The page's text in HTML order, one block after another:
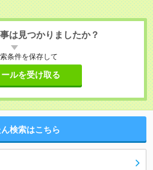
は見つかりましたか？
条件を保存して
ルを受け取る
検索はこちら